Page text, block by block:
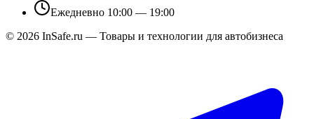
Ежедневно 10:00 — 19:00
© 2026 InSafe.ru — Товары и технологии для автобизнеса